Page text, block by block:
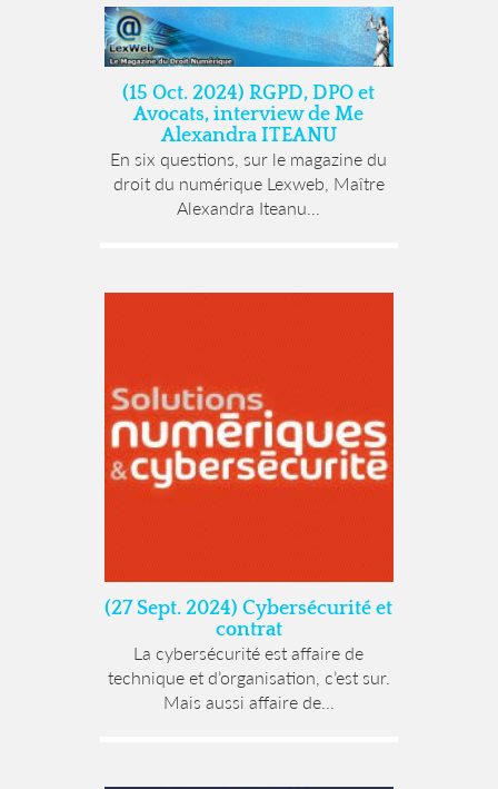
(15 Oct. 2024) RGPD, DPO et
Avocats, interview de Me
Alexandra ITEANU
En six questions, sur le magazine du
droit du numérique Lexweb, Maître
Alexandra Iteanu...
(27 Sept. 2024) Cybersécurité et
contrat
La cybersécurité est affaire de
technique et d’organisation, c’est sur.
Mais aussi affaire de...